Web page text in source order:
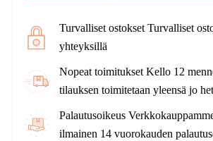
Turvalliset ostokset Turvalliset
yhteyksillä
Nopeat toimitukset Kello 12
tilauksen toimitetaan yleensä jo
Palautusoikeus
ilmainen 14 vuorokauden